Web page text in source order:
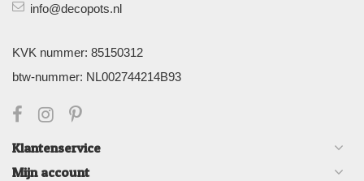
info@decopots.nl
KVK nummer: 85150312
btw-nummer: NL002744214B93
Klantenservice
Mijn account